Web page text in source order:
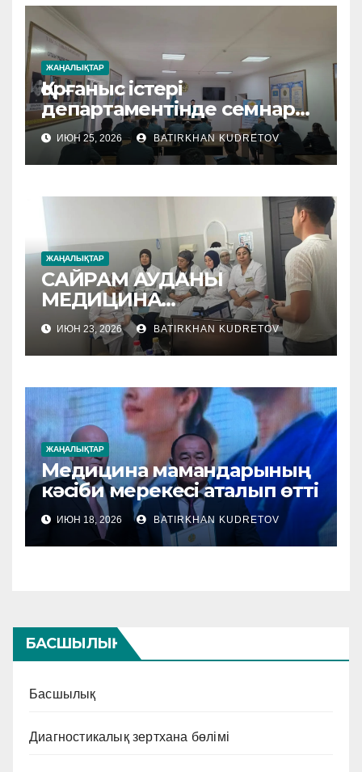
ЖАҢАЛЫҚТАР
Қорғаныс істері
департаментінде семнар
өтті
ИЮН 25, 2026 BATIRKHAN KUDRETOV
ЖАҢАЛЫҚТАР
САЙРАМ АУДАНЫ
МЕДИЦИНА
МЕКЕМЕЛЕРІНЕ
ӘДІСТЕМЕЛІК КӨМЕК
КӨРСЕТІЛУДЕ
ИЮН 23, 2026 BATIRKHAN KUDRETOV
ЖАҢАЛЫҚТАР
Медицина мамандарының
кәсіби мерекесі аталып өтті
ИЮН 18, 2026 BATIRKHAN KUDRETOV
БАСШЫЛЫҚ
Басшылық
Диагностикалық зертхана бөлімі